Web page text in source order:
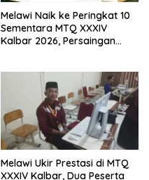
Melawi Naik ke Peringkat 10
Sementara MTQ XXXIV
Kalbar 2026, Persaingan
Melawi Ukir Prestasi di MTQ
XXXIV Kalbar, Dua Peserta